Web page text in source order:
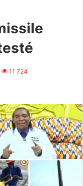
11 724